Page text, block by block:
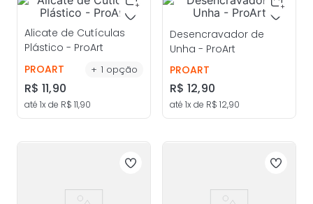
Alicate de Cutículas
Plástico - ProArt
PROART
+ 1 opção
R$ 11,90
até 1x de R$ 11,90
Desencravador de
Unha - ProArt
PROART
R$ 12,90
até 1x de R$ 12,90